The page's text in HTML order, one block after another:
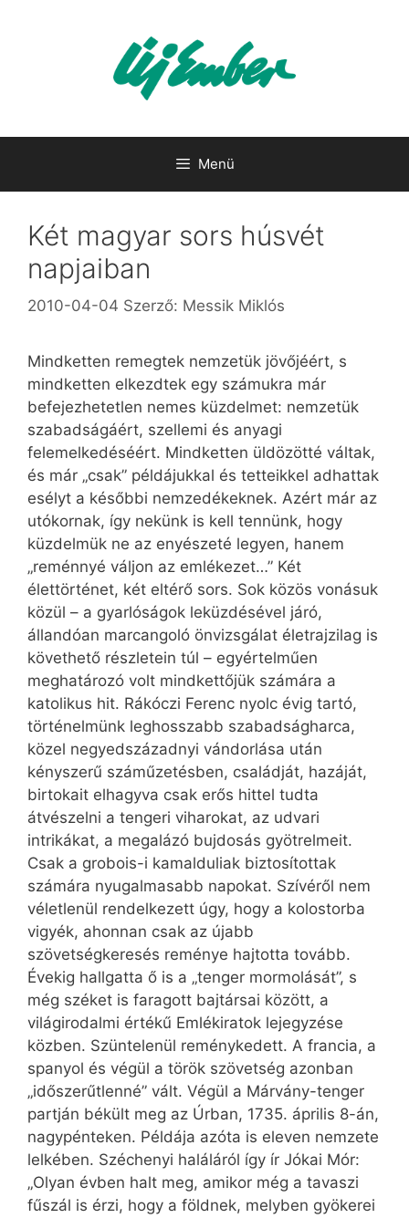
Menü
Két magyar sors húsvét
napjaiban
2010-04-04 Szerző: Messik Miklós
Mindketten remegtek nemzetük jövőjéért, s
mindketten elkezdtek egy számukra már
befejezhetetlen nemes küzdelmet: nemzetük
szabadságáért, szellemi és anyagi
felemelkedéséért. Mindketten üldözötté váltak,
és már „csak” példájukkal és tetteikkel adhattak
esélyt a későbbi nemzedékeknek. Azért már az
utókornak, így nekünk is kell tennünk, hogy
küzdelmük ne az enyészeté legyen, hanem
„reménnyé váljon az emlékezet…” Két
élettörténet, két eltérő sors. Sok közös vonásuk
közül – a gyarlóságok leküzdésével járó,
állandóan marcangoló önvizsgálat életrajzilag is
követhető részletein túl – egyértelműen
meghatározó volt mindkettőjük számára a
katolikus hit. Rákóczi Ferenc nyolc évig tartó,
történelmünk leghosszabb szabadságharca,
közel negyedszázadnyi vándorlása után
kényszerű száműzetésben, családját, hazáját,
birtokait elhagyva csak erős hittel tudta
átvészelni a tengeri viharokat, az udvari
intrikákat, a megalázó bujdosás gyötrelmeit.
Csak a grobois-i kamalduliak biztosítottak
számára nyugalmasabb napokat. Szívéről nem
véletlenül rendelkezett úgy, hogy a kolostorba
vigyék, ahonnan csak az újabb
szövetségkeresés reménye hajtotta tovább.
Évekig hallgatta ő is a „tenger mormolását”, s
még széket is faragott bajtársai között, a
világirodalmi értékű Emlékiratok lejegyzése
közben. Szüntelenül reménykedett. A francia, a
spanyol és végül a török szövetség azonban
„időszerűtlenné” vált. Végül a Márvány-tenger
partján békült meg az Úrban, 1735. április 8-án,
nagypénteken. Példája azóta is eleven nemzete
lelkében. Széchenyi haláláról így ír Jókai Mór:
„Olyan évben halt meg, amikor még a tavaszi
fűszál is érzi, hogy a földnek, melyben gyökerei